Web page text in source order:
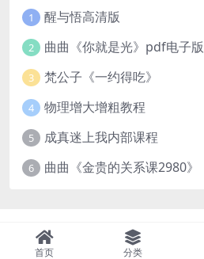
1 醒与悟高清版
2 曲曲《你就是光》pdf电子版
3 梵公子《一约得吃》
4 物理增大增粗教程
5 成真迷上我内部课程
6 曲曲《金贵的关系课2980》
首页 分类